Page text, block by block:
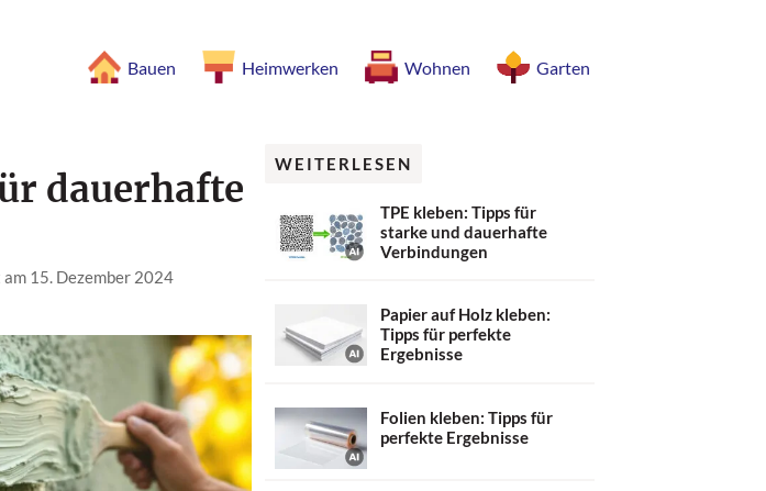
Bauen Heimwerken Wohnen Garten
dauerhafte
15. Dezember 2024
WEITERLESEN
TPE kleben: Tipps für
starke und dauerhafte
Verbindungen
Papier auf Holz kleben:
Tipps für perfekte
Ergebnisse
Folien kleben: Tipps für
perfekte Ergebnisse